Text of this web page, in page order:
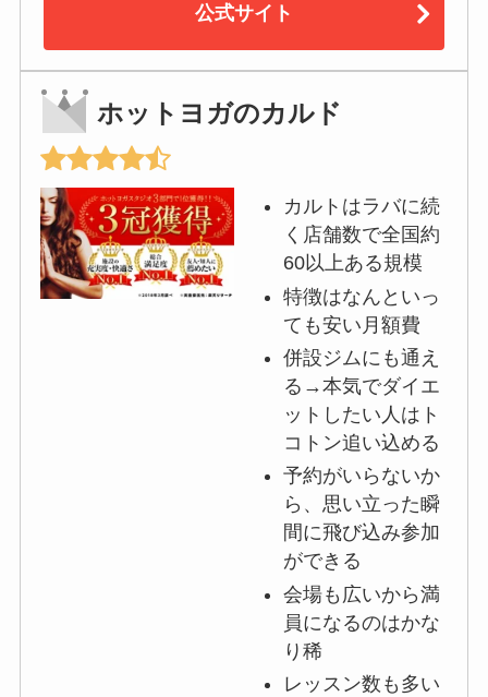
公式サイト
ホットヨガのカルド
カルトはラバに続
く店舗数で全国約
60以上ある規模
特徴はなんといっ
ても安い月額費
併設ジムにも通え
る→本気でダイエ
ットしたい人はト
コトン追い込める
予約がいらないか
ら、思い立った瞬
間に飛び込み参加
ができる
会場も広いから満
員になるのはかな
り稀
レッスン数も多い